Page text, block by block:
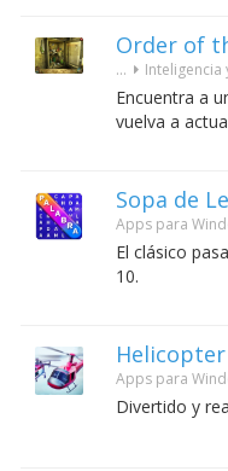
Order of
... Inteligencia
Encuentra a
vuelva a
Sopa de
Apps para
El clásico
10.
Apps para
Divertido y